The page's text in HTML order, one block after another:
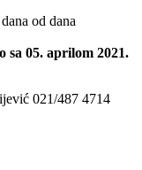
od dana
sa 05. aprilom 2021.
021/487 4714